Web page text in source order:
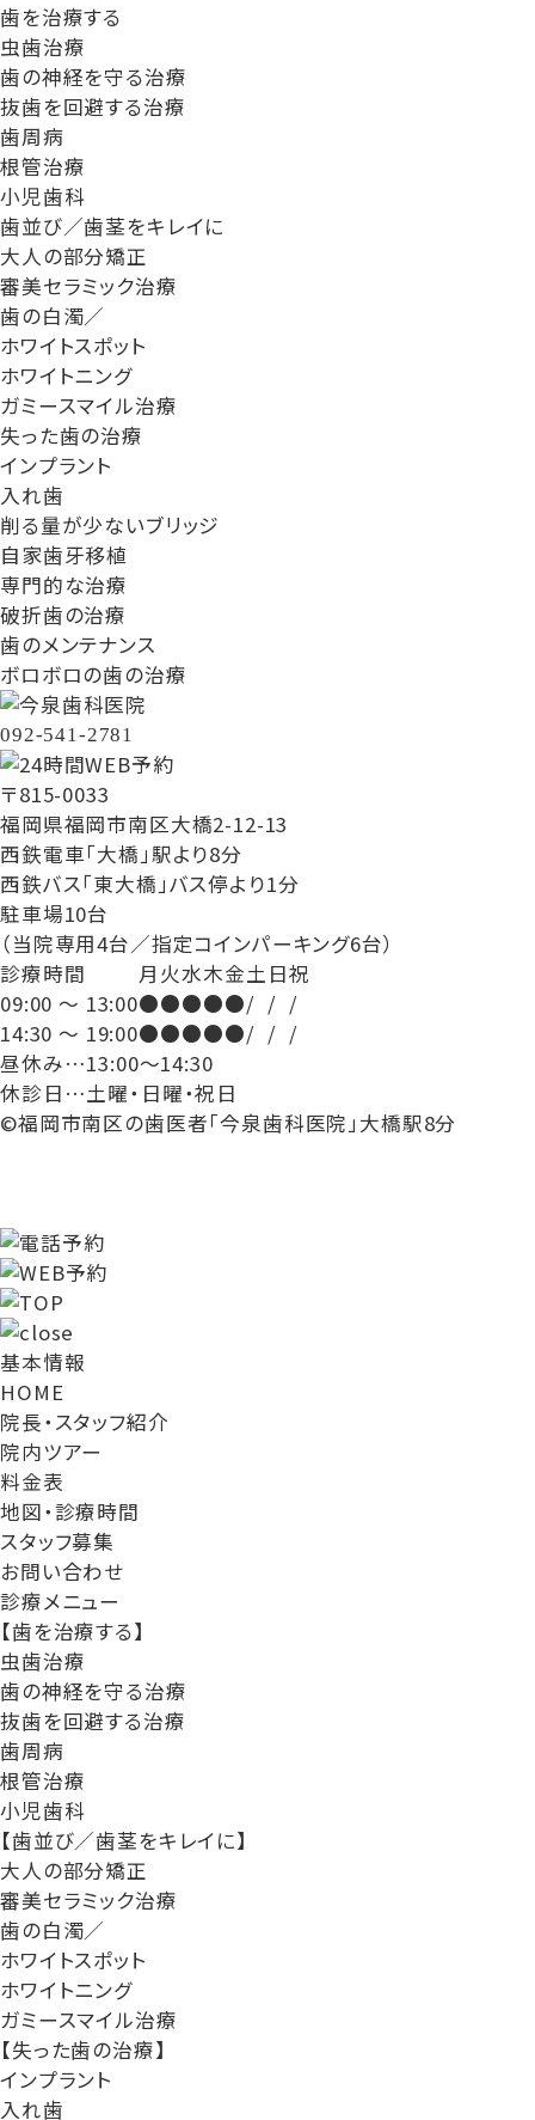
歯を治療する
虫歯治療
歯の神経を守る治療
抜歯を回避する治療
歯周病
根管治療
小児歯科
歯並び／歯茎をキレイに
大人の部分矯正
審美セラミック治療
歯の白濁／
ホワイトスポット
ホワイトニング
ガミースマイル治療
失った歯の治療
インプラント
入れ歯
削る量が少ないブリッジ
自家歯牙移植
専門的な治療
破折歯の治療
歯のメンテナンス
ボロボロの歯の治療
092-541-2781
〒815-0033
福岡県福岡市南区大橋2-12-13
西鉄電車「大橋」駅より8分
西鉄バス「東大橋」バス停より1分
駐車場10台
（当院専用4台／指定コインパーキング6台）
診療時間
月 火水木金土 日祝
09:00 ～ 13:00●●●●●/ / /
14:30 ～ 19:00●●●●●/ / /
昼休み…13:00～14:30
休診日…土曜・日曜・祝日
©福岡市南区の歯医者「今泉歯科医院」大橋駅8分
基本情報
HOME
院長・スタッフ紹介
院内ツアー
料金表
地図・診療時間
スタッフ募集
お問い合わせ
診療メニュー
【歯を治療する】
虫歯治療
歯の神経を守る治療
抜歯を回避する治療
歯周病
根管治療
小児歯科
【歯並び／歯茎をキレイに】
大人の部分矯正
審美セラミック治療
歯の白濁／
ホワイトスポット
ホワイトニング
ガミースマイル治療
【失った歯の治療】
インプラント
入れ歯